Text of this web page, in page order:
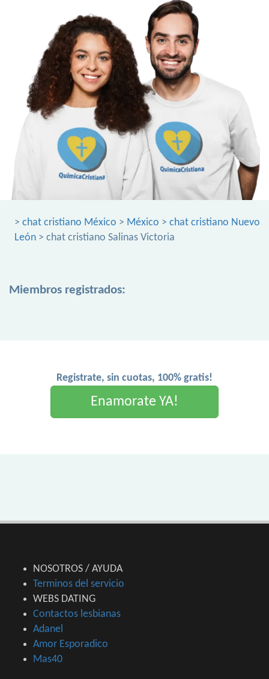
> chat cristiano México > México > chat cristiano Nuevo
León > chat cristiano Salinas Victoria
Miembros registrados:
Registrate, sin cuotas, 100% gratis!
Enamorate YA!
NOSOTROS / AYUDA
Terminos del servicio
WEBS DATING
Contactos lesbianas
Adanel
Amor Esporadico
Mas40